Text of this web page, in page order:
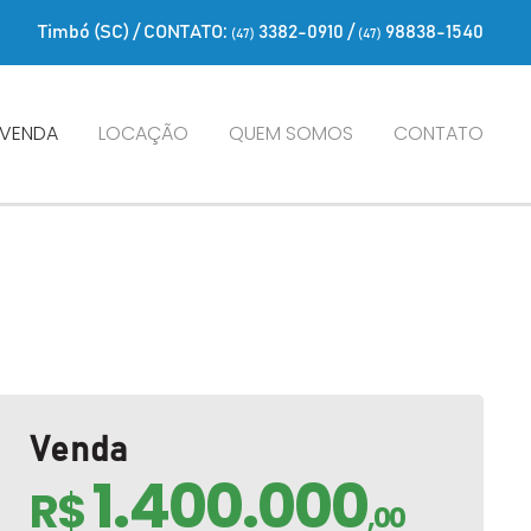
Timbó (SC) / CONTATO: (47) 3382-0910 / (47) 98838-1540
LOCAÇÃO QUEM SOMOS CONTATO
Venda
R$1.400.000,00